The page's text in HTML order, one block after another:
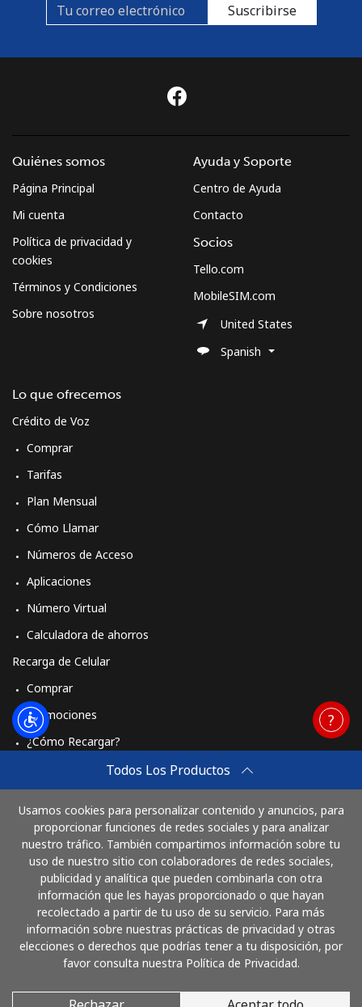
Suscribirse
Todos Los Productos
Usamos cookies para personalizar contenido y anuncios, para
proporcionar funciones de redes sociales y para analizar
nuestro tráfico. También compartimos información sobre tu
uso de nuestro sitio con colaboradores de redes sociales,
publicidad y analítica que pueden combinarla con otra
información que les hayas proporcionado o que hayan
recolectado a partir de tu uso de su servicio. Para más
información sobre nuestras prácticas de privacidad y otras
elecciones o derechos que podrías tener a tu disposición, por
favor consulta nuestra Política de Privacidad.
Quiénes somos
Página Principal
Mi cuenta
Política de privacidad y
cookies
Términos y Condiciones
Sobre nosotros
Lo que ofrecemos
Crédito de Voz
Comprar
Tarifas
Plan Mensual
Cómo Llamar
Números de Acceso
Aplicaciones
Número Virtual
Calculadora de ahorros
Recarga de Celular
Comprar
Promociones
¿Cómo Recargar?
Cómo funciona
Ayuda y Soporte
Centro de Ayuda
Contacto
Socios
Tello.com
MobileSIM.com
United States
Spanish
Paga con